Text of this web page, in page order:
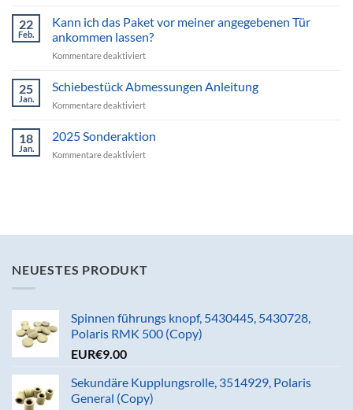
im
April
2024
22
Feb.
Kann ich das Paket vor meiner angegebenen Tür
ankommen lassen?
Kommentare deaktiviertfür
das
Paket
meiner
Tür
25
Jan.
Schiebestück Abmessungen Anleitung
Kommentare deaktiviertfür
Anleitung
18
Jan.
2025 Sonderaktion
Kommentare deaktiviertfür
NEUESTES PRODUKT
Spinnen führungs knopf, 5430445, 5430728,
Polaris RMK 500 (Copy)
EUR€9.00
Sekundäre Kupplungsrolle, 3514929, Polaris
General (Copy)